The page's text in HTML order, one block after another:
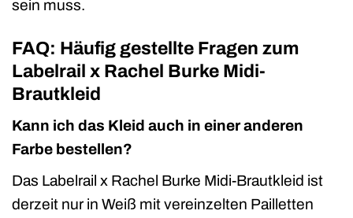
sein muss.
FAQ: Häufig gestellte Fragen zum
Labelrail x Rachel Burke Midi-
Brautkleid
Kann ich das Kleid auch in einer anderen
Farbe bestellen?
Das Labelrail x Rachel Burke Midi-Brautkleid ist
derzeit nur in Weiß mit vereinzelten Pailletten